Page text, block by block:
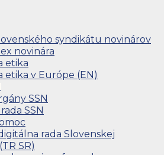
syndikátu novinárov
novinára
etika
etika v Európe (EN)
SSN
SSN
rada Slovenskej
SR)